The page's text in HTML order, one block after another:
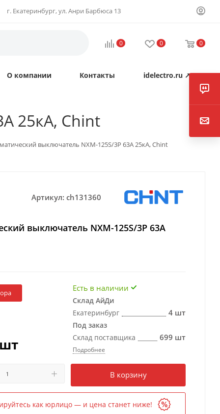
г. Екатеринбург, ул. Анри Барбюса 13
0 0 0
О компании Контакты idelectro.ru ↗
25кА, Chint
выключатель NXM-125S/3P 63А 25кА, Chint
Артикул: ch131360
выключатель NXM-125S/3Р 63A
Есть в наличии
Склад АйДи
Екатеринбург
4 шт
Под заказ
Склад поставщика
699 шт
Подробнее
В корзину
как юрлицо — и цена станет ниже!